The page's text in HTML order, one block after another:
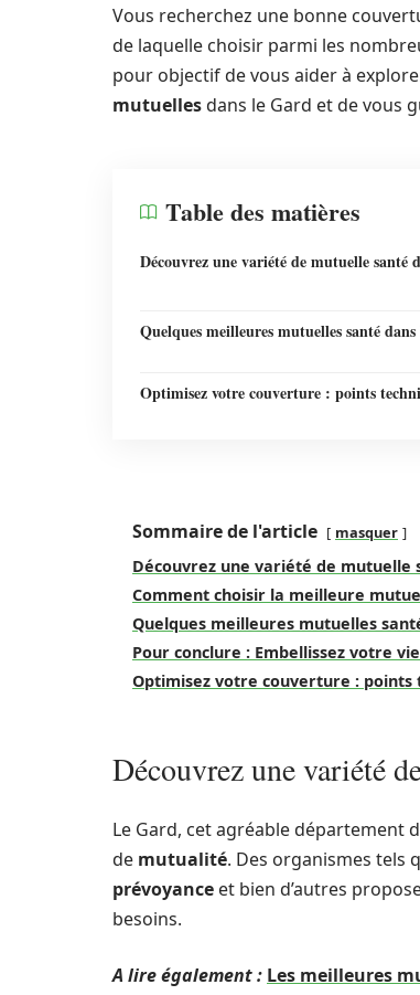
Vous recherchez une bonne
de laquelle choisir parmi les
pour objectif de vous aider à
mutuellesdans le Gard et de vous
Table des matières
Découvrez une variété de mutuelle santé
Quelques meilleures mutuelles santé
Optimisez votre couverture : points
Sommaire de l'article masquer
Découvrez une variété de mutuelle
Comment choisir la meilleure
Quelques meilleures mutuelles
Pour conclure : Embellissez votre
Optimisez votre couverture :
Découvrez une variété
Le Gard, cet agréable département
de mutualité. Des organismes tels
prévoyance et bien d’autres
besoins.
A lire également : Les meilleures